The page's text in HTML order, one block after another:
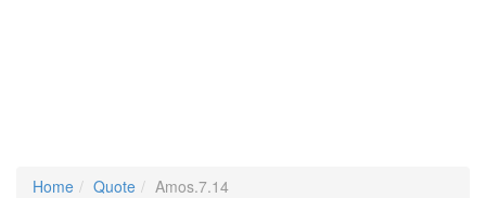
Home Quote Amos.7.14